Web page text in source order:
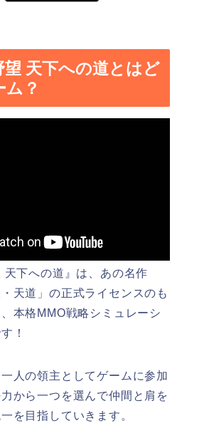
望 天下への道とはど
ム？
天下への道』は、あの名作
・天道」の正式ライセンスのも
本格MMO戦略シミュレーシ
！
人の領主としてゲームに参加
から一つを選んで仲間と肩を
を目指していきます。